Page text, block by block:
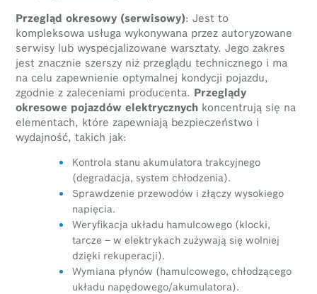
Przegląd okresowy (serwisowy): Jest to
kompleksowa usługa wykonywana przez autoryzowane
serwisy lub wyspecjalizowane warsztaty. Jego zakres
jest znacznie szerszy niż przeglądu technicznego i ma
na celu zapewnienie optymalnej kondycji pojazdu,
zgodnie z zaleceniami producenta. Przeglądy
okresowe pojazdów elektrycznych koncentrują się na
elementach, które zapewniają bezpieczeństwo i
wydajność, takich jak:
Kontrola stanu akumulatora trakcyjnego
(degradacja, system chłodzenia).
Sprawdzenie przewodów i złączy wysokiego
napięcia.
Weryfikacja układu hamulcowego (klocki,
tarcze – w elektrykach zużywają się wolniej
dzięki rekuperacji).
Wymiana płynów (hamulcowego, chłodzącego
układu napędowego/akumulatora).